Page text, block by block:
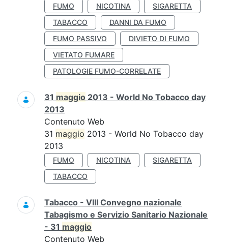
FUMO NICOTINA
SIGARETTA
TABACCO
DANNI DA FUMO
FUMO PASSIVO
DIVIETO DI FUMO
VIETATO FUMARE
PATOLOGIE FUMO-CORRELATE
31 maggio 2013 - World No Tobacco day
2013
Contenuto Web
31 maggio 2013 - World No Tobacco day
2013
FUMO NICOTINA
SIGARETTA
TABACCO
Tabacco - VIII Convegno nazionale
Tabagismo e Servizio Sanitario Nazionale
- 31 maggio
Contenuto Web